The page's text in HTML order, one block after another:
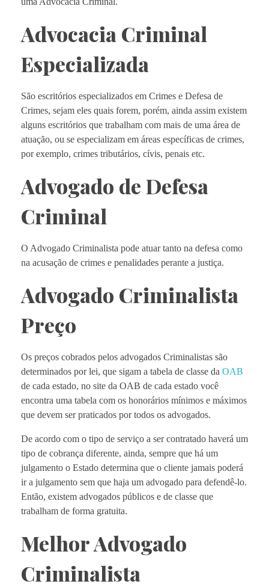
Advocacia Criminal
Especializada
São escritórios especializados em Crimes e Defesa de
Crimes, sejam eles quais forem, porém, ainda assim existem
alguns escritórios que trabalham com mais de uma área de
atuação, ou se especializam em áreas específicas de crimes,
por exemplo, crimes tributários, cívis, penais etc.
Advogado de Defesa
Criminal
O Advogado Criminalista pode atuar tanto na defesa como
na acusação de crimes e penalidades perante a justiça.
Advogado Criminalista
Preço
Os preços cobrados pelos advogados Criminalistas são
determinados por lei, que sigam a tabela de classe da OAB
de cada estado, no site da OAB de cada estado você
encontra uma tabela com os honorários mínimos e máximos
que devem ser praticados por todos os advogados.
De acordo com o tipo de serviço a ser contratado haverá um
tipo de cobrança diferente, ainda, sempre que há um
julgamento o Estado determina que o cliente jamais poderá
ir a julgamento sem que haja um advogado para defendê-lo.
Então, existem advogados públicos e de classe que
trabalham de forma gratuita.
Melhor Advogado
Criminalista